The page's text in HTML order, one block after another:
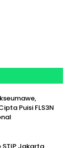
Puisi FLS3N
STIP Jakarta.